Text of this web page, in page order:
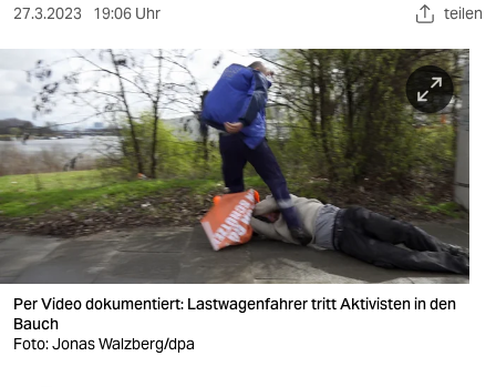
sport
berlin
nord
wahrheit
verlag
verlag
veranstaltungen
27.3.2023 19:06 Uhr teilen
Per Video dokumentiert: Lastwagenfahrer tritt Aktivisten in den
Bauch
Foto: Jonas Walzberg/dpa